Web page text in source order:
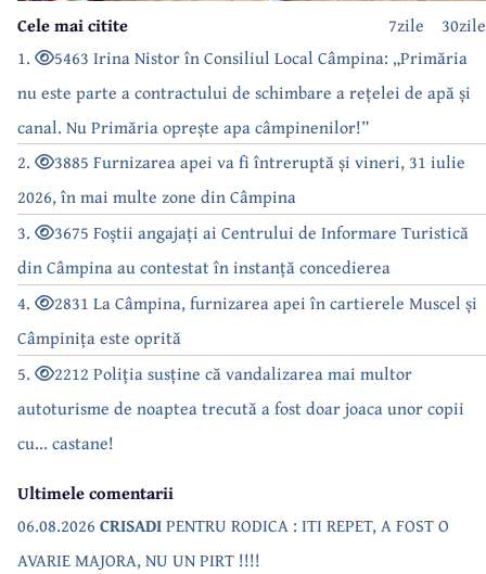
30zile
7zile
Cele mai citite
1.
5463 Irina Nistor în Consiliul Local Câmpina: „Primăria
nu este parte a contractului de schimbare a rețelei de apă și
canal. Nu Primăria oprește apa câmpinenilor!”
2.
3885 Furnizarea apei va fi întreruptă și vineri, 31 iulie
2026, în mai multe zone din Câmpina
3.
3675 Foștii angajați ai Centrului de Informare Turistică
din Câmpina au contestat în instanță concedierea
4.
2831 La Câmpina, furnizarea apei în cartierele Muscel și
Câmpinița este oprită
5.
2212 Poliția susține că vandalizarea mai multor
autoturisme de noaptea trecută a fost doar joaca unor copii
cu... castane!
Ultimele comentarii
06.08.2026 CRISADIPENTRU RODICA : ITI REPET, A FOST O
AVARIE MAJORA, NU UN PIRT !!!!